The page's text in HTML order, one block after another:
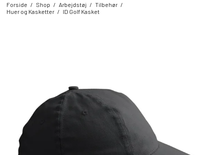
Forside / Shop / Arbejdstøj / Tilbehør /
Huer og Kasketter / ID Golf Kasket